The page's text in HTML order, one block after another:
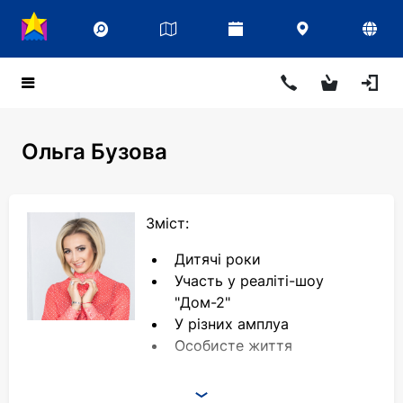
Ольга Бузова
Зміст:
Дитячі роки
Участь у реаліті-шоу
"Дом-2"
У різних амплуа
Особисте життя